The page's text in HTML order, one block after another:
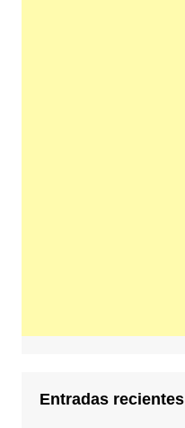
Entradas recientes